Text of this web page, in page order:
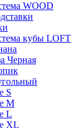
WOOD
кубы LOFT
Черная
S
M
L
XL